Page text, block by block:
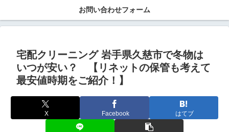
お問い合わせフォーム
宅配クリーニング 岩手県久慈市で冬物は
いつが安い？ 【リネットの保管も考えて
最安値時期をご紹介！】
X Facebook はてブ